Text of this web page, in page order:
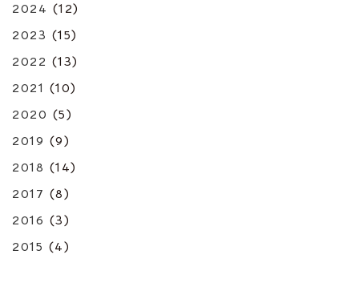
2024 (12)
2023 (15)
2022 (13)
2021 (10)
2020 (5)
2019 (9)
2018 (14)
2017 (8)
2016 (3)
2015 (4)